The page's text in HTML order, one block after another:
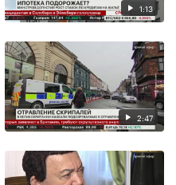
1:13
2:47